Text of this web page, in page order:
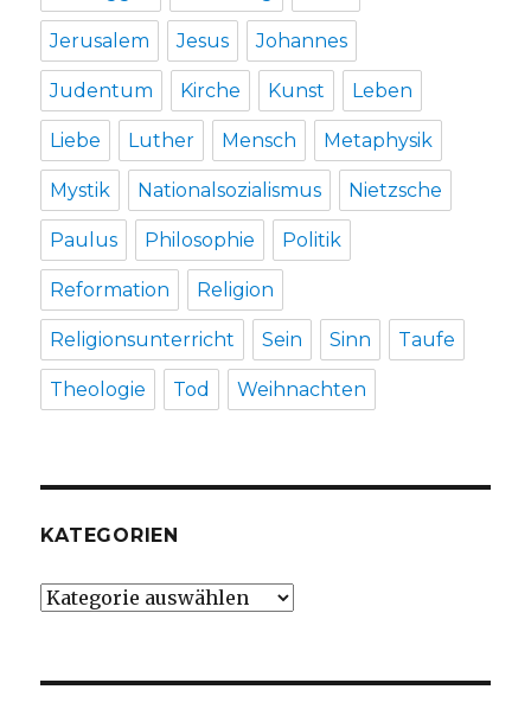
Jerusalem Jesus Johannes
Judentum Kirche Kunst Leben
Liebe Luther Mensch Metaphysik
Mystik Nationalsozialismus Nietzsche
Paulus Philosophie Politik
Reformation Religion
Religionsunterricht Sein Sinn Taufe
Theologie Tod Weihnachten
KATEGORIEN
Kategorien